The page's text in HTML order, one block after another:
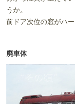
うか。
前ドア次位の窓がハ
廃車体